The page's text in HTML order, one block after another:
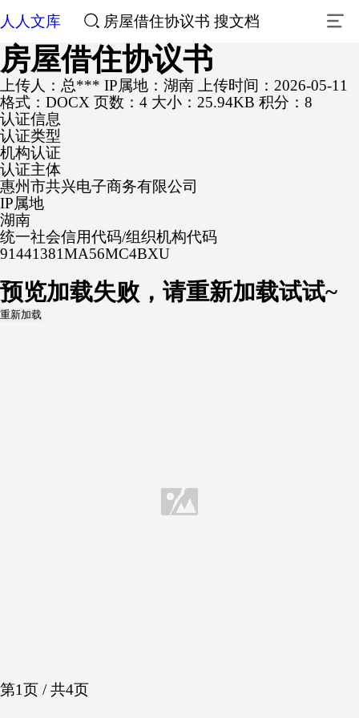
人人文库 房屋借住协议书 搜文档
房屋借住协议书
上传人：总*** IP属地：湖南
上传时间：2026-05-11
格式：DOCX 页数：4 大小：25.94KB 积分：8
认证信息
认证类型
机构认证
认证主体
惠州市共兴电子商务有限公司
IP属地
湖南
统一社会信用代码/组织机构代码
91441381MA56MC4BXU
预览加载失败，请重新加载试试~
重新加载
第1页 / 共4页